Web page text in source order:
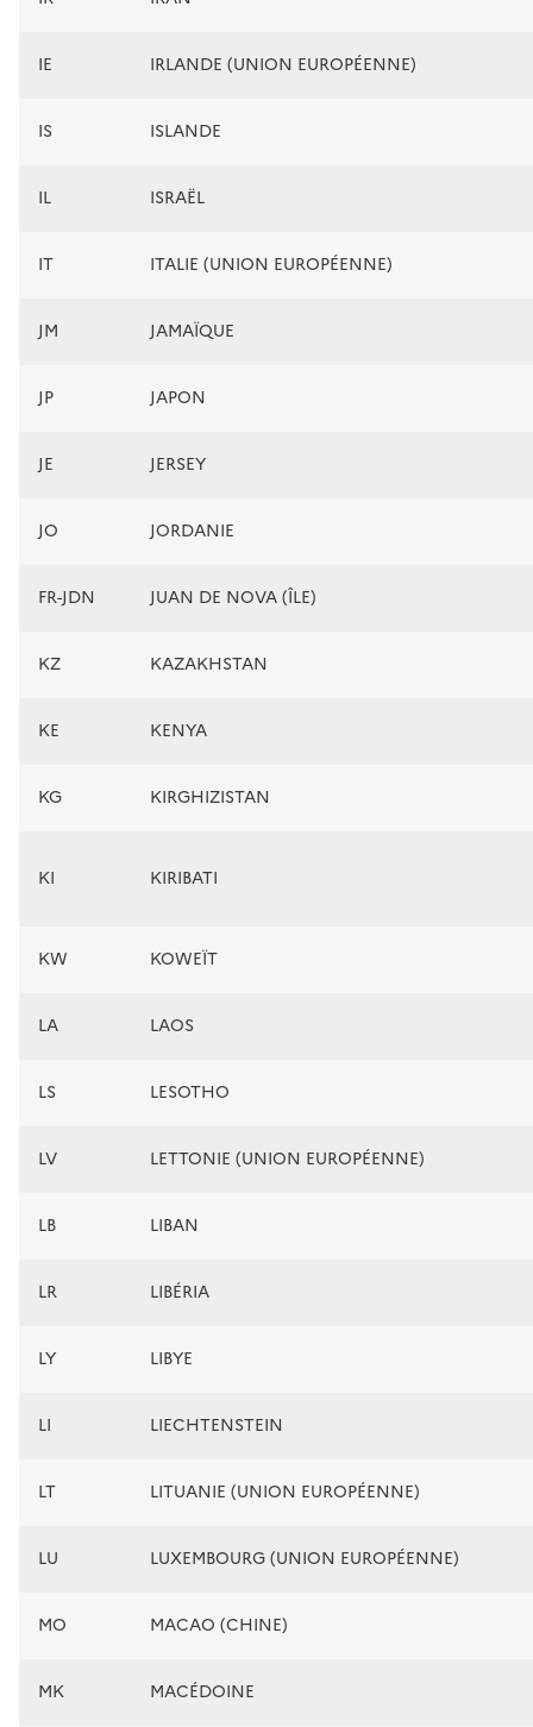
IE IRLANDE (UNION EUROPÉENNE)
IS ISLANDE
IL ISRAËL
IT ITALIE (UNION EUROPÉENNE)
JM JAMAÏQUE
JP JAPON
JE JERSEY
JO JORDANIE
FR-JDN JUAN DE NOVA (ÎLE)
KZ KAZAKHSTAN
KE KENYA
KG KIRGHIZISTAN
KI KIRIBATI
KW KOWEÏT
LA LAOS
LS LESOTHO
LV LETTONIE (UNION EUROPÉENNE)
LB LIBAN
LR LIBÉRIA
LY LIBYE
LI LIECHTENSTEIN
LT LITUANIE (UNION EUROPÉENNE)
LU LUXEMBOURG (UNION EUROPÉENNE)
MO MACAO (CHINE)
MK MACÉDOINE